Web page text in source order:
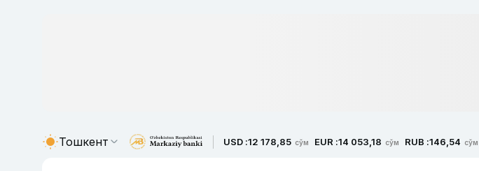
Тошкент USD :12 178,85 сўм EUR :14 053,18 сўм RUB :146,54 сўм